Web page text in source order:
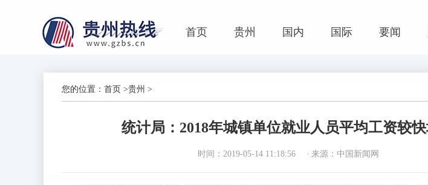
首页 贵州 国内 国际 要闻
您的位置： 首页 >贵州 >
统计局：2018年城镇单位就业人员平均工资较
时间：2019-05-14 11:18:56 来源：中国新闻网